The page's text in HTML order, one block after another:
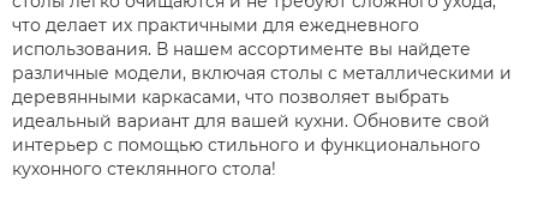
что делает их практичными для ежедневного
использования. В нашем ассортименте вы найдете
различные модели, включая столы с металлическими и
деревянными каркасами, что позволяет выбрать
идеальный вариант для вашей кухни. Обновите свой
интерьер с помощью стильного и функционального
кухонного стеклянного стола!